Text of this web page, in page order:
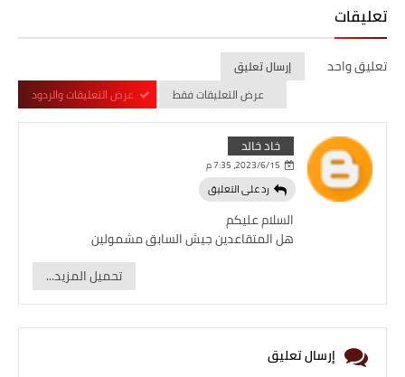
تعليقات
تعليق واحد
إرسال تعليق
عرض التعليقات فقط
عرض التعليقات والردود
خاد خالد
15‏/6‏/2023، 7:35 م
السلام عليكم
هل المتقاعدين جيش السابق مشمولين
رد على التعليق
تحميل المزيد...
إرسال تعليق